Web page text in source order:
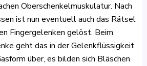
Oberschenkelmuskulatur. Nach
ist nun eventuell auch das Rätsel
Fingergelenken gelöst. Beim
geht das in der Gelenkflüssigkeit
über, es bilden sich Bläschen